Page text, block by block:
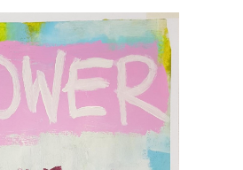
d
A
n
s
i
c
h
-
N
a
v
i
g
a